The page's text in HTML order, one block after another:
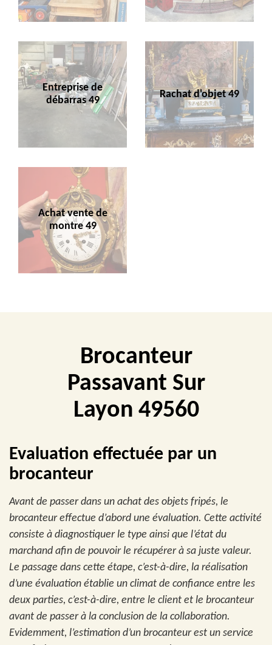
Entreprise de
débarras 49
Rachat d'objet 49
Achat vente de
montre 49
Brocanteur
Passavant Sur
Layon 49560
Evaluation effectuée par un
brocanteur
Avant de passer dans un achat des objets fripés, le
brocanteur effectue d’abord une évaluation. Cette activité
consiste à diagnostiquer le type ainsi que l’état du
marchand afin de pouvoir le récupérer à sa juste valeur.
Le passage dans cette étape, c’est-à-dire, la réalisation
d’une évaluation établie un climat de confiance entre les
deux parties, c’est-à-dire, entre le client et le brocanteur
avant de passer à la conclusion de la collaboration.
Evidemment, l’estimation d’un brocanteur est un service